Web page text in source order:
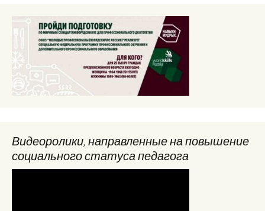
Видеоролики, направленные на повышение
социального статуса педагога